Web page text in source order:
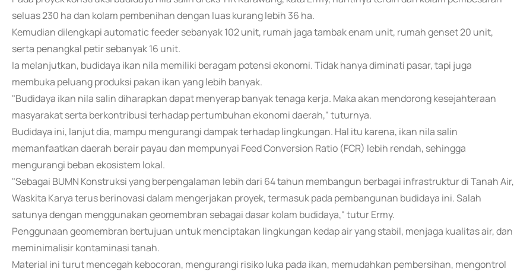
seluas 230 ha dan kolam pembenihan dengan luas kurang lebih 36 ha.
Kemudian dilengkapi automatic feeder sebanyak 102 unit, rumah jaga tambak enam unit, rumah genset 20 unit,
serta penangkal petir sebanyak 16 unit.
Ia melanjutkan, budidaya ikan nila memiliki beragam potensi ekonomi. Tidak hanya diminati pasar, tapi juga
membuka peluang produksi pakan ikan yang lebih banyak.
"Budidaya ikan nila salin diharapkan dapat menyerap banyak tenaga kerja. Maka akan mendorong kesejahteraan
masyarakat serta berkontribusi terhadap pertumbuhan ekonomi daerah," tuturnya.
Budidaya ini, lanjut dia, mampu mengurangi dampak terhadap lingkungan. Hal itu karena, ikan nila salin
memanfaatkan daerah berair payau dan mempunyai Feed Conversion Ratio (FCR) lebih rendah, sehingga
mengurangi beban ekosistem lokal.
"Sebagai BUMN Konstruksi yang berpengalaman lebih dari 64 tahun membangun berbagai infrastruktur di Tanah Air,
Waskita Karya terus berinovasi dalam mengerjakan proyek, termasuk pada pembangunan budidaya ini. Salah
satunya dengan menggunakan geomembran sebagai dasar kolam budidaya," tutur Ermy.
Penggunaan geomembran bertujuan untuk menciptakan lingkungan kedap air yang stabil, menjaga kualitas air, dan
meminimalisir kontaminasi tanah.
Material ini turut mencegah kebocoran, mengurangi risiko luka pada ikan, memudahkan pembersihan, mengontrol